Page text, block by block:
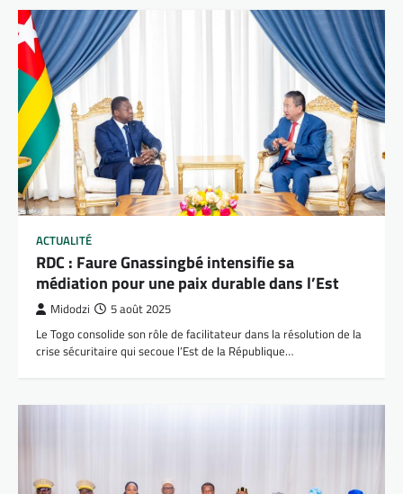
ACTUALITÉ
RDC : Faure Gnassingbé intensifie sa
médiation pour une paix durable dans l’Est
Midodzi 5 août 2025
Le Togo consolide son rôle de facilitateur dans la résolution de la
crise sécuritaire qui secoue l’Est de la République…